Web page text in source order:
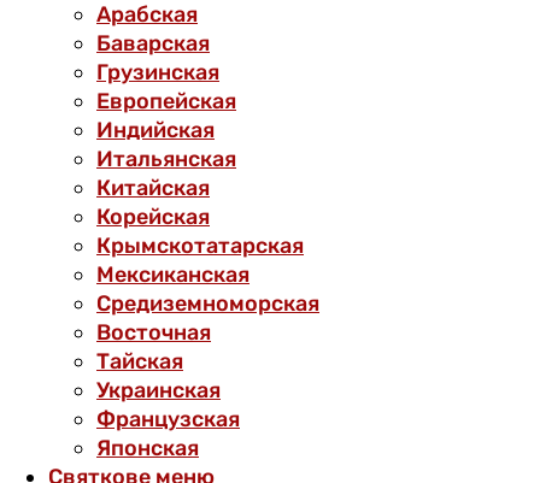
Арабская
Баварская
Грузинская
Европейская
Индийская
Итальянская
Китайская
Корейская
Крымскотатарская
Мексиканская
Средиземноморская
Восточная
Тайская
Украинская
Французская
Японская
Святкове меню